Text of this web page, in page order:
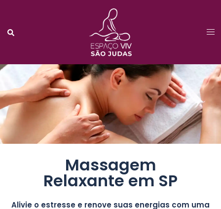
Massagem
Relaxante em SP
Alivie o estresse e renove suas energias com uma